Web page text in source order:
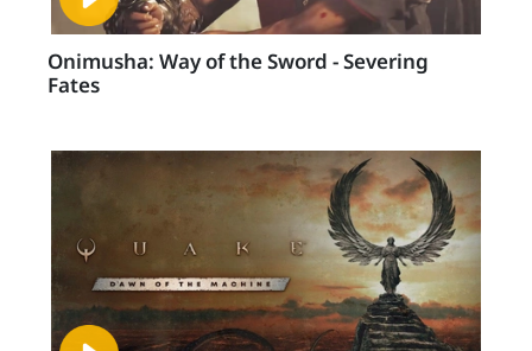
Onimusha: Way of the Sword - Severing
Fates